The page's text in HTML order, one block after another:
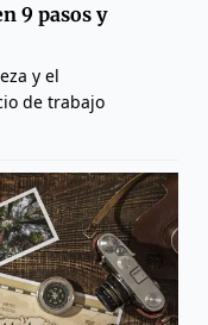
9 pasos y
y el
de trabajo